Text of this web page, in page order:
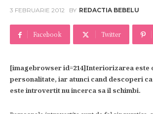
3 FEBRUARIE 2012 BY REDACTIA BEBELU
Facebook Twitter
[imagebrowser id=214]Interiorizarea este
personalitate, iar atunci cand descoperi
este introvertit nu incerca sa il schimbi.